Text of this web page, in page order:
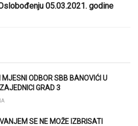
05.03.2021. godine
MJESNI ODBOR SBB BANOVIĆI U
GRAD 3
SE NE MOŽE IZBRISATI